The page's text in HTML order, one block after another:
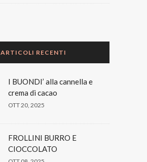
ARTICOLI RECENTI
I BUONDI’ alla cannella e
crema di cacao
OTT 20, 2025
FROLLINI BURRO E
CIOCCOLATO